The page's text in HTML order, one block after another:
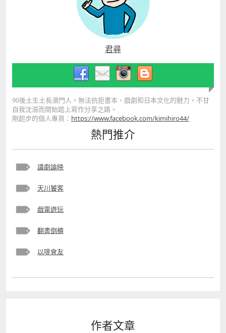
君尋
90後土生土長澳門人。無法抗拒書本、戲劇和日本文化的魅力。不甘
自我沈溺而開始踏上寫作分享之路。
剛起步的個人專頁： https://www.facebook.com/kimihiro44/
熱門推介
議劇論映
天川饕客
戯電遊玩
翻書倒櫃
以啡會友
作者文章